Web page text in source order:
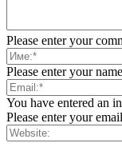
Please enter your
Please enter your
You have entered an
Please enter your